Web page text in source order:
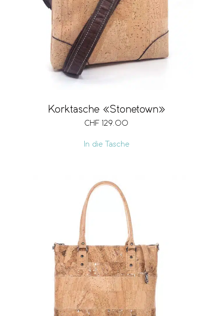
Korktasche «Stonetown»
CHF 129.00
In die Tasche